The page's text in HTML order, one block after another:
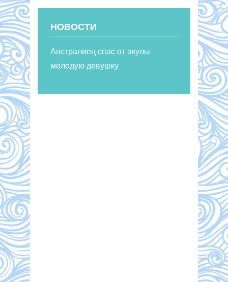
НОВОСТИ
Австралиец спас от акулы
молодую девушку